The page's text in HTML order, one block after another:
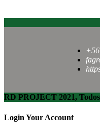
RD PROJECT 2021,
Login Your Account